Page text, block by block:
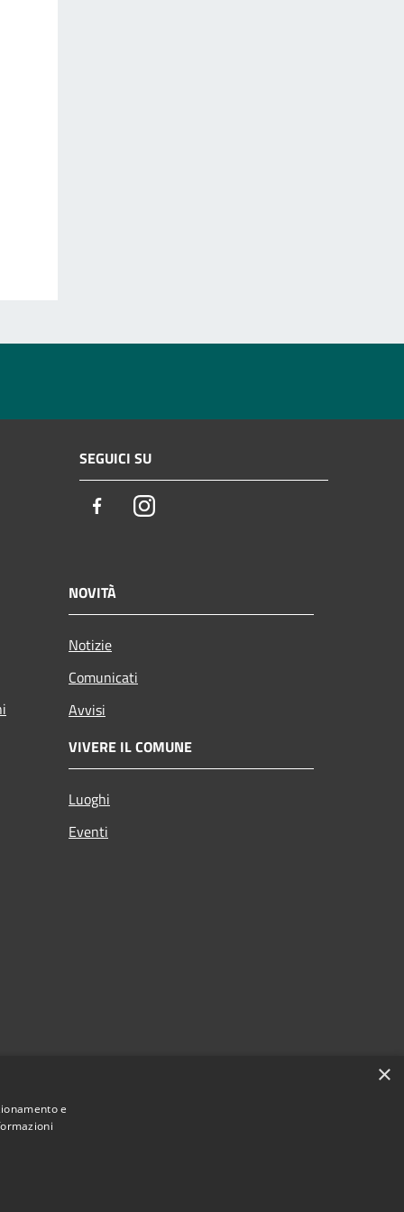
SEGUICI SU
FacebookInstagram
NOVITÀ
Notizie
Comunicati
Avvisi
VIVERE IL COMUNE
Luoghi
Eventi
×
e